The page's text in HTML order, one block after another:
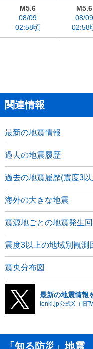
M5.6
08/09
02:58頃
M5.6
08/09
02:58
関連情報
最新の地震情報
過去の地震履歴
過去の地震履歴(震度3
海外の大きな地震
震源地ごとの地震発生
震度3以上の地域別観測
震央分布図
最新の地震情報
tenki.jp公式X（旧
「知る防災」地震